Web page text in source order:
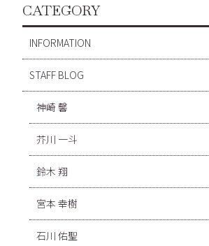
CATEGORY
INFORMATION
STAFF BLOG
神崎 馨
芥川 一斗
鈴木 翔
宮本 幸樹
石川 佑聖